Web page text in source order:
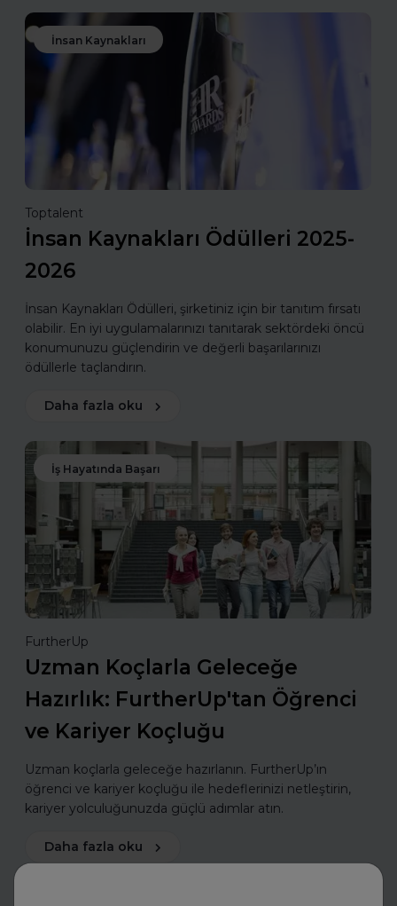
İnsan Kaynakları
Toptalent
İnsan Kaynakları Ödülleri 2025-
2026
İnsan Kaynakları Ödülleri, şirketiniz için bir tanıtım fırsatı
olabilir. En iyi uygulamalarınızı tanıtarak sektördeki öncü
konumunuzu güçlendirin ve değerli başarılarınızı
ödüllerle taçlandırın.
Daha fazla oku
İş Hayatında Başarı
FurtherUp
Uzman Koçlarla Geleceğe
Hazırlık: FurtherUp'tan Öğrenci
ve Kariyer Koçluğu
Uzman koçlarla geleceğe hazırlanın. FurtherUp’ın
öğrenci ve kariyer koçluğu ile hedeflerinizi netleştirin,
kariyer yolculuğunuzda güçlü adımlar atın.
Daha fazla oku